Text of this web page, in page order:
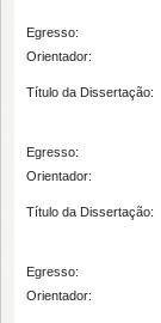
Egresso:
Orientador:
Título da Dissertação:
Egresso:
Orientador:
Título da Dissertação:
Egresso:
Orientador: